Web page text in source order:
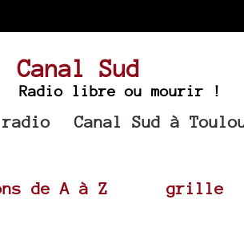
Canal Sud
Radio libre ou mourir !
Canal Sud à
de A à Z grille